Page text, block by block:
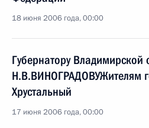
18 июня 2006 года, 00:00
Губернатору Владимирской
Н.В.ВИНОГРАДОВУЖителям
Хрустальный
17 июня 2006 года, 00:00